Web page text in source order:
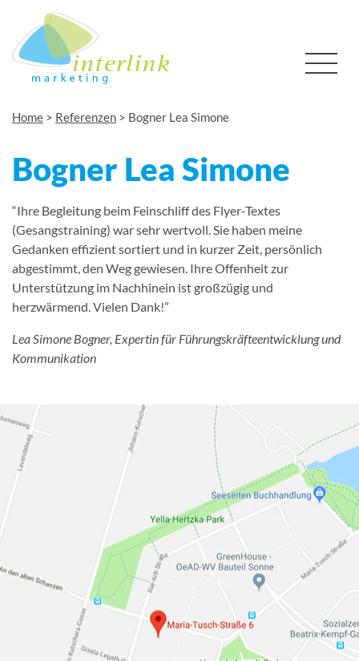
Home > Referenzen > Bogner Lea Simone
Bogner Lea Simone
“Ihre Begleitung beim Feinschliff des Flyer-Textes
(Gesangstraining) war sehr wertvoll. Sie haben meine
Gedanken effizient sortiert und in kurzer Zeit, persönlich
abgestimmt, den Weg gewiesen. Ihre Offenheit zur
Unterstützung im Nachhinein ist großzügig und
herzwärmend. Vielen Dank!”
Lea Simone Bogner, Expertin für Führungskräfteentwicklung und
Kommunikation